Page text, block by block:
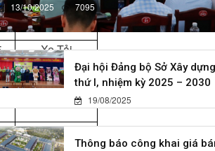
Xe Tải
Xe Tải
Xe chạy tuyến
Xe Tải
13/10/2025 7095
Đại hội Đảng bộ Sở Xây
thứ I, nhiệm kỳ 2025 – 2030
19/08/2025
Thông báo công khai giá